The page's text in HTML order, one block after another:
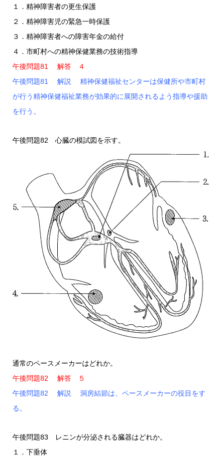
１．精神障害者の更生保護
２．精神障害児の緊急一時保護
３．精神障害者への障害年金の給付
４．市町村への精神保健業務の技術指導
午後問題81 解答 ４
午後問題81 解説 精神保健福祉センターは保健所や市町村
が行う精神保健福祉業務が効果的に展開されるよう指導や援助
を行う。
午後問題82 心臓の模試図を示す。
通常のペースメーカーはどれか。
午後問題82 解答 ５
午後問題82 解説 洞房結節は、ペースメーカーの役目をす
る。
午後問題83 レニンが分泌される臓器はどれか。
１．下垂体